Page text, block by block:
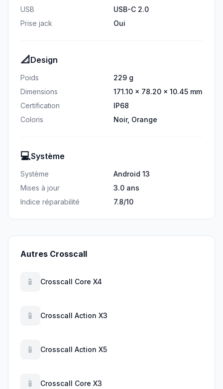
USB
USB-C 2.0
Prise jack
Oui
📐 Design
Poids
229 g
Dimensions
171.10 × 78.20 × 10.45 mm
Certification
IP68
Coloris
Noir, Orange
💻Système
Système
Android 13
Mises à jour
3.0 ans
Indice réparabilité
7.8/10
Autres Crosscall
📱 Crosscall Core X4
📱 Crosscall Action X3
📱 Crosscall Action X5
📱 Crosscall Core X3